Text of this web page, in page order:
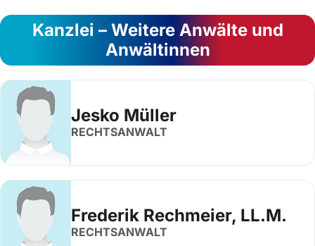
Kanzlei – Weitere Anwälte und
Anwältinnen
Jesko Müller
RECHTSANWALT
Frederik Rechmeier, LL.M.
RECHTSANWALT